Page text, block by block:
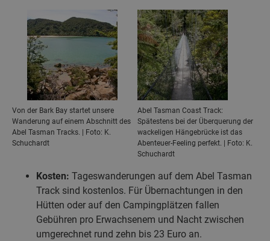
Von der Bark Bay startet unsere
Wanderung auf einem Abschnitt des
Abel Tasman Tracks. | Foto: K.
Schuchardt
Abel Tasman Coast Track:
Spätestens bei der Überquerung der
wackeligen Hängebrücke ist das
Abenteuer-Feeling perfekt. | Foto: K.
Schuchardt
Kosten: Tageswanderungen auf dem Abel Tasman
Track sind kostenlos. Für Übernachtungen in den
Hütten oder auf den Campingplätzen fallen
Gebühren pro Erwachsenem und Nacht zwischen
umgerechnet rund zehn bis 23 Euro an.